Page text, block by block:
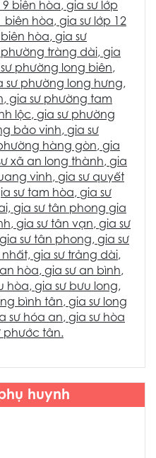
huynh
9 biên hòa, gia sư lớp
biên hòa, gia sư lớp 12
hòa, gia sư
phường tràng dài, gia
phường long biên,
sư phường long hưng,
, gia sư phường tam
lộc, gia sư phường
bảo vinh, gia sư
hàng gòn, gia
xã an long thành, gia
vinh, gia sư quyết
sư tam hòa, gia sư
gia sư tân phong gia
, gia sư tân vạn, gia sư
gia sư tân phong, gia sư
nhất, gia sư trảng dài,
hòa, gia sư an bình,
hòa, gia sư bưu long,
bình tân, gia sư long
sư hóa an, gia sư hòa
phước tân.